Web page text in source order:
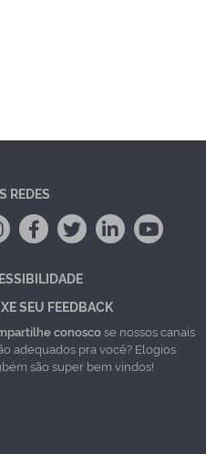
REDES
SEU FEEDBACK
conoscose nossos canais
adequados pra você? Elogios
são super bem vindos!